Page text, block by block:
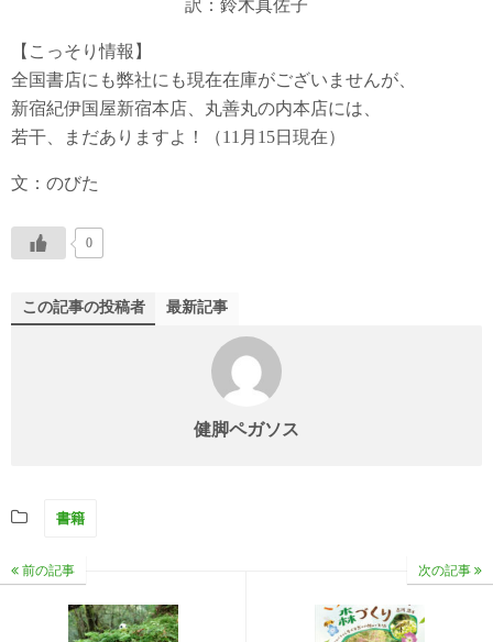
訳：鈴木真佐子
【こっそり情報】
全国書店にも弊社にも現在在庫がございませんが、
新宿紀伊国屋新宿本店、丸善丸の内本店には、
若干、まだありますよ！（11月15日現在）
文：のびた
0
この記事の投稿者 最新記事
健脚ペガソス
書籍
前の記事 次の記事